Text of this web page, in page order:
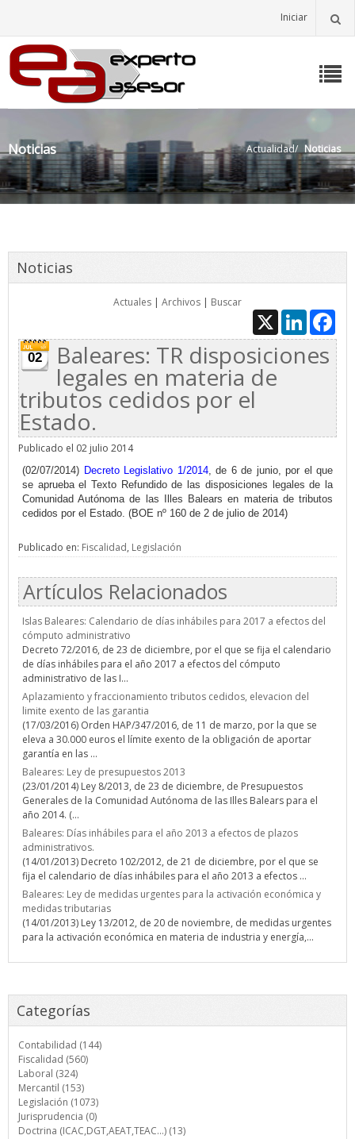
Iniciar
Noticias Actualidad/ Noticias
Noticias
Actuales | Archivos | Buscar
X
LinkedIn
02 Baleares: TR disposiciones
legales en materia de
tributos cedidos por el
Estado.
Publicado el 02 julio 2014
(02/07/2014) Decreto Legislativo 1/2014, de 6 de junio, por el que
se aprueba el Texto Refundido de las disposiciones legales de la
Comunidad Autónoma de las Illes Balears en materia de tributos
cedidos por el Estado. (BOE nº 160 de 2 de julio de 2014)
Publicado en: Fiscalidad, Legislación
Artículos Relacionados
Islas Baleares: Calendario de días inhábiles para 2017 a efectos del
cómputo administrativo
Decreto 72/2016, de 23 de diciembre, por el que se fija el calendario
de días inhábiles para el año 2017 a efectos del cómputo
administrativo de las I...
Aplazamiento y fraccionamiento tributos cedidos, elevacion del
limite exento de las garantia
(17/03/2016) Orden HAP/347/2016, de 11 de marzo, por la que se
eleva a 30.000 euros el límite exento de la obligación de aportar
garantía en las ...
Baleares: Ley de presupuestos 2013
(23/01/2014) Ley 8/2013, de 23 de diciembre, de Presupuestos
Generales de la Comunidad Autónoma de las Illes Balears para el
año 2014. (...
Baleares: Días inhábiles para el año 2013 a efectos de plazos
administrativos.
(14/01/2013) Decreto 102/2012, de 21 de diciembre, por el que se
fija el calendario de días inhábiles para el año 2013 a efectos ...
Baleares: Ley de medidas urgentes para la activación económica y
medidas tributarias
(14/01/2013) Ley 13/2012, de 20 de noviembre, de medidas urgentes
para la activación económica en materia de industria y energía,...
Categorías
Contabilidad (144)
Fiscalidad (560)
Laboral (324)
Mercantil (153)
Legislación (1073)
Jurisprudencia (0)
Doctrina (ICAC,DGT,AEAT,TEAC...) (13)